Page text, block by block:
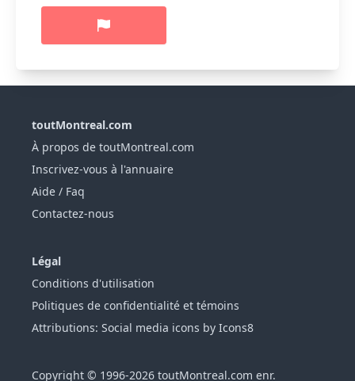
toutMontreal.com
À propos de toutMontreal.com
Inscrivez-vous à l'annuaire
Aide / Faq
Contactez-nous
Légal
Conditions d'utilisation
Politiques de confidentialité et témoins
Attributions: Social media icons by Icons8
Copyright © 1996-2026 toutMontreal.com enr.